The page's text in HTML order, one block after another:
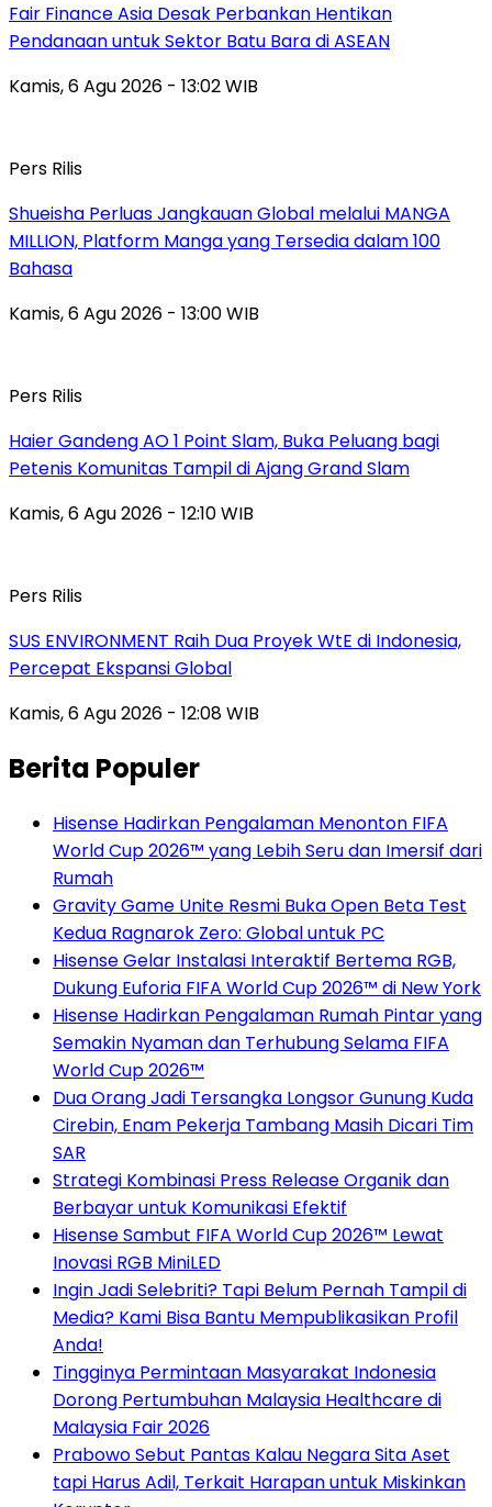
Fair Finance Asia Desak Perbankan Hentikan
Pendanaan untuk Sektor Batu Bara di ASEAN
Kamis, 6 Agu 2026 - 13:02 WIB
Pers Rilis
Shueisha Perluas Jangkauan Global melalui MANGA
MILLION, Platform Manga yang Tersedia dalam 100
Bahasa
Kamis, 6 Agu 2026 - 13:00 WIB
Pers Rilis
Haier Gandeng AO 1 Point Slam, Buka Peluang bagi
Petenis Komunitas Tampil di Ajang Grand Slam
Kamis, 6 Agu 2026 - 12:10 WIB
Pers Rilis
SUS ENVIRONMENT Raih Dua Proyek WtE di Indonesia,
Percepat Ekspansi Global
Kamis, 6 Agu 2026 - 12:08 WIB
Berita Populer
Hisense Hadirkan Pengalaman Menonton FIFA
World Cup 2026™ yang Lebih Seru dan Imersif dari
Rumah
Gravity Game Unite Resmi Buka Open Beta Test
Kedua Ragnarok Zero: Global untuk PC
Hisense Gelar Instalasi Interaktif Bertema RGB,
Dukung Euforia FIFA World Cup 2026™ di New York
Hisense Hadirkan Pengalaman Rumah Pintar yang
Semakin Nyaman dan Terhubung Selama FIFA
World Cup 2026™
Dua Orang Jadi Tersangka Longsor Gunung Kuda
Cirebin, Enam Pekerja Tambang Masih Dicari Tim
SAR
Strategi Kombinasi Press Release Organik dan
Berbayar untuk Komunikasi Efektif
Hisense Sambut FIFA World Cup 2026™ Lewat
Inovasi RGB MiniLED
Ingin Jadi Selebriti? Tapi Belum Pernah Tampil di
Media? Kami Bisa Bantu Mempublikasikan Profil
Anda!
Tingginya Permintaan Masyarakat Indonesia
Dorong Pertumbuhan Malaysia Healthcare di
Malaysia Fair 2026
Prabowo Sebut Pantas Kalau Negara Sita Aset
tapi Harus Adil, Terkait Harapan untuk Miskinkan